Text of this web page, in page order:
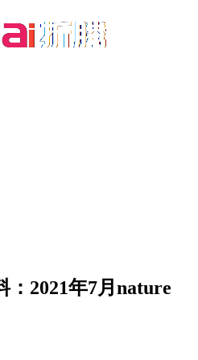
：2021年7月nature